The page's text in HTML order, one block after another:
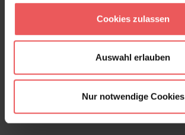
Cookies zulassen
Auswahl erlauben
Nur notwendige Cookies